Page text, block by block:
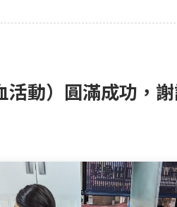
活動）圓滿成功，